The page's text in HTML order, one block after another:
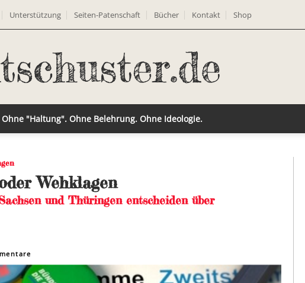
Unterstützung Seiten-Patenschaft Bücher Kontakt Shop
"Haltung". Ohne Belehrung. Ohne Ideologie.
Wehklagen
und Thüringen entscheiden über